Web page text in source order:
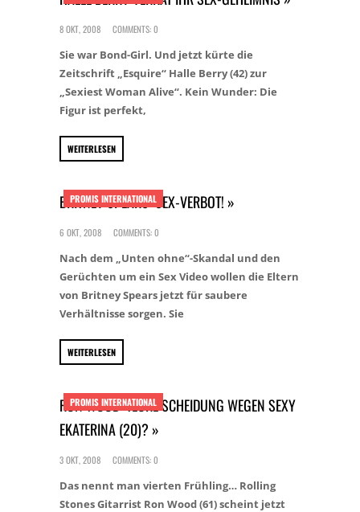
8 OKT, 2008 COMMENTS: 0
Sie war Bond-Girl. Und jetzt kürte die
Zeitschrift „Esquire“ Halle Berry (42) zur
„Sexiest Woman Alive“. Kein Wunder: Die
Figur ist perfekt,
WEITERLESEN
BRITNEY SPEARS: SEX-VERBOT! »
6 OKT, 2008 COMMENTS: 0
PROMIS INTERNATIONAL
Nach dem „Unten ohne“-Skandal und den
Gerüchten um ein Sex Video wollen die Eltern
von Britney Spears jetzt für saubere
Verhältnisse sorgen. Sie
WEITERLESEN
RON WOOD: TEURE SCHEIDUNG WEGEN SEXY
EKATERINA (20)? »
3 OKT, 2008 COMMENTS: 0
PROMIS INTERNATIONAL
Das nennt man vierten Frühling… Rolling
Stones Gitarrist Ron Wood (61) scheint jetzt